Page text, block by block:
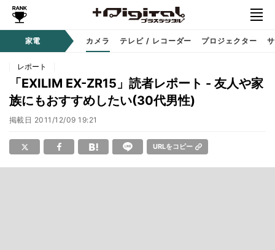
家電 カメラ テレビ / レコーダー プロジェクター
レポート
「EXILIM EX-ZR15」読者レポート - 友人や家
族にもおすすめしたい(30代男性)
掲載日 2011/12/09 19:21
URLをコピー